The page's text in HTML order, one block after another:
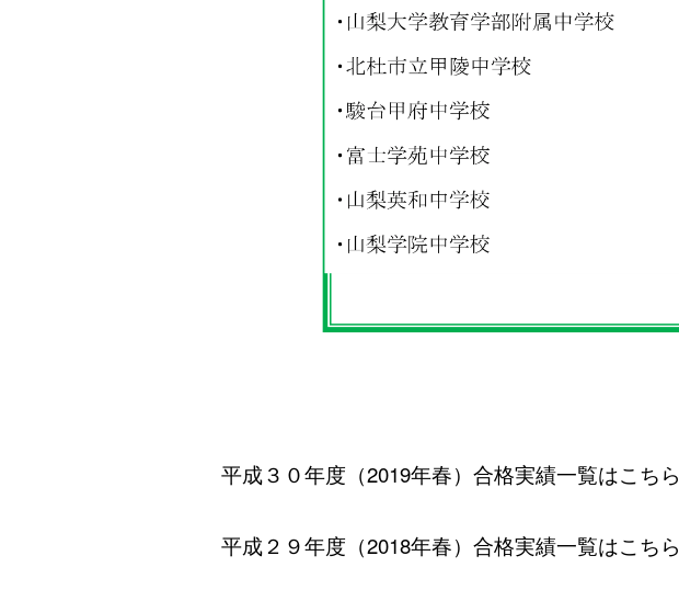
平成３０年度（2019年春）合格実績一覧はこちら
平成２９年度（2018年春）合格実績一覧はこちら